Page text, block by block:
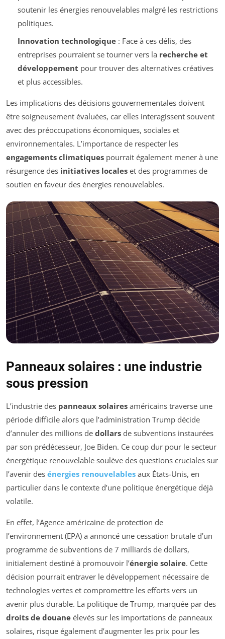
soutenir les énergies renouvelables malgré les restrictions
politiques.
Innovation technologique: Face à ces défis, des
entreprises pourraient se tourner vers la recherche et
développement pour trouver des alternatives créatives
et plus accessibles.
Les implications des décisions gouvernementales doivent
être soigneusement évaluées, car elles interagissent souvent
avec des préoccupations économiques, sociales et
environnementales. L’importance de respecter les
engagements climatiques pourrait également mener à une
résurgence des initiatives locales et des programmes de
soutien en faveur des énergies renouvelables.
Panneaux solaires : une industrie
sous pression
L’industrie des panneaux solaires américains traverse une
période difficile alors que l’administration Trump décide
d’annuler des millions de dollars de subventions instaurées
par son prédécesseur, Joe Biden. Ce coup dur pour le secteur
énergétique renouvelable soulève des questions cruciales sur
l’avenir des énergies renouvelables aux États-Unis, en
particulier dans le contexte d’une politique énergétique déjà
volatile.
En effet, l’Agence américaine de protection de
l’environnement (EPA) a annoncé une cessation brutale d’un
programme de subventions de 7 milliards de dollars,
initialement destiné à promouvoir l’énergie solaire. Cette
décision pourrait entraver le développement nécessaire de
technologies vertes et compromettre les efforts vers un
avenir plus durable. La politique de Trump, marquée par des
droits de douane élevés sur les importations de panneaux
solaires, risque également d’augmenter les prix pour les